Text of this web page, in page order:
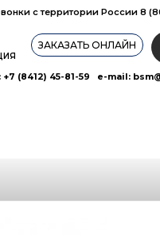
с территории России 8
ЗАКАЗАТЬ ОНЛАЙН
+7 (8412) 45-81-59 e-mail: